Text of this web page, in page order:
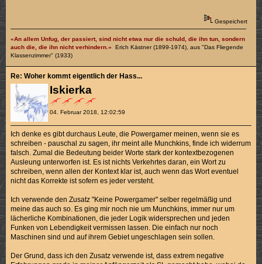
Gespeichert
«An allem Unfug, der passiert, sind nicht etwa nur die schuld, die ihn tun, sondern
auch die, die ihn nicht verhindern.»
Erich Kästner (1899-1974), aus "Das Fliegende
Klassenzimmer" (1933)
Iskierka
04. Februar 2018, 12:02:59
Re: Woher kommt eigentlich der Hass...
Ich denke es gibt durchaus Leute, die Powergamer meinen, wenn sie es
schreiben - pauschal zu sagen, ihr meint alle Munchkins, finde ich widerrum
falsch. Zumal die Bedeutung beider Worte stark der kontextbezogenen
Ausleung unterworfen ist. Es ist nichts Verkehrtes daran, ein Wort zu
schreiben, wenn allen der Kontext klar ist, auch wenn das Wort eventuel
nicht das Korrekte ist sofern es jeder versteht.
Ich verwende den Zusatz "Keine Powergamer" selber regelmäßig und
meine das auch so. Es ging mir noch nie um Munchkins, immer nur um
lächerliche Kombinationen, die jeder Logik widersprechen und jeden
Funken von Lebendigkeit vermissen lassen. Die einfach nur noch
Maschinen sind und auf ihrem Gebiet ungeschlagen sein sollen.
Der Grund, dass ich den Zusatz verwende ist, dass extrem negative